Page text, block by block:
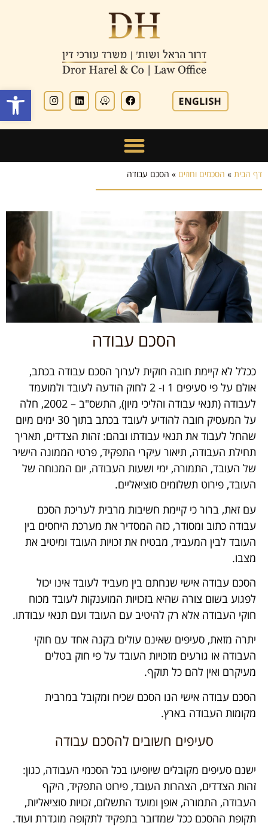
פתח
דף הבית » הסכמים וחוזים » הסכם עבודה
הסכם עבודה
ככלל לא קיימת חובה חוקית לערוך הסכם עבודה בכתב,
אולם על פי סעיפים 1 ו- 2 לחוק הודעה לעובד ולמועמד
לעבודה (תנאי עבודה והליכי מיון), התשס"ב – 2002, חלה
על המעסיק חובה להודיע לעובד בכתב בתוך 30 ימים מיום
שהחל לעבוד את תנאי עבודתו ובהם: זהות הצדדים, תאריך
תחילת העבודה, תיאור עיקרי התפקיד, פרטי הממונה הישיר
של העובד, התמורה, ימי ושעות העבודה, יום המנוחה של
העובד, פירוט תשלומים סוציאליים.
עם זאת, ברור כי קיימת חשיבות מרבית לעריכת הסכם
עבודה כתוב ומסודר, כזה המסדיר את מערכת היחסים בין
העובד לבין המעביד, מבטיח את זכויות העובד ומיטיב את
מצבו.
הסכם עבודה אישי שנחתם בין מעביד לעובד אינו יכול
לפגוע בשום צורה שהיא בזכויות המוענקות לעובד מכוח
חוקי העבודה אלא רק להיטיב עם העובד ועם תנאי עבודתו.
יתרה מזאת, סעיפים שאינם עולים בקנה אחד עם חוקי
העבודה או גורעים מזכויות העובד על פי חוק בטלים
מעיקרם ואין להם כל תוקף.
הסכם עבודה אישי הנו הסכם שכיח ומקובל במרבית
מקומות העבודה בארץ.
סעיפים חשובים להסכם עבודה
ישנם סעיפים מקובלים שיופיעו בכל הסכמי העבודה, כגון:
זהות הצדדים, הצהרות העובד, פירוט התפקיד, היקף
העבודה, התמורה, אופן ומועד התשלום, זכויות סוציאליות,
תקופת ההסכם ככל שמדובר בתפקיד לתקופה מוגדרת ועוד.